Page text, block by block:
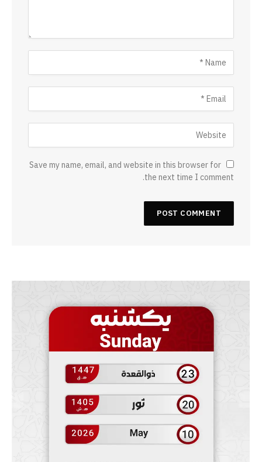
Save my name, email, and website in this browser for
the next time I comment.